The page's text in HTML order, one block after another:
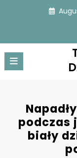
podczas
biały